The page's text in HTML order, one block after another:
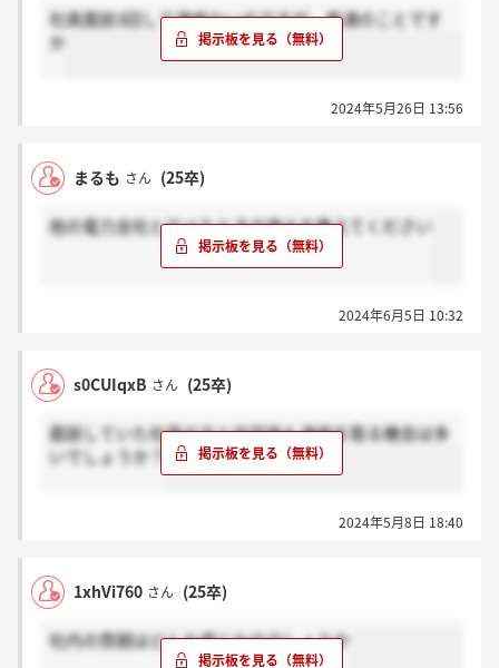
トなのでしょうか。
社員面談3回して連絡ないのですが、普通のことです
か
2024年5月26日 13:56
まるも さん (25卒)
他の電力会社と比べたときの強みを教えてください
2024年6月5日 10:32
s0CUIqxB さん (25卒)
面談していた社員の方と内定後も連絡を取る機会は多
いでしょうか？
2024年5月8日 18:40
1xhVi760 さん (25卒)
社内の雰囲はどんな感じなのでしょうか